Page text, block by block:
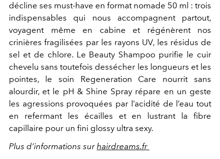
décline ses must-have en format nomade 50 ml : trois
indispensables qui nous accompagnent partout,
voyagent même en cabine et régénèrent nos
crinières fragilisées par les rayons UV, les résidus de
sel et de chlore. Le Beauty Shampoo purifie le cuir
chevelu sans toutefois dessécher les longueurs et les
pointes, le soin Regeneration Care nourrit sans
alourdir, et le pH & Shine Spray répare en un geste
les agressions provoquées par l’acidité de l’eau tout
en refermant les écailles et en lustrant la fibre
capillaire pour un fini glossy ultra sexy.
Plus d’informations surhairdreams.fr